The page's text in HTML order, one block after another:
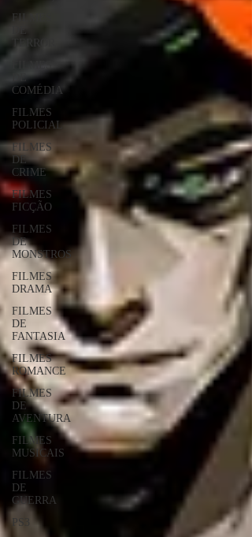
FILMES
TERROR
DE
COMÉDIA
FILMES
POLICIAL
FILMES
DE
CRIME
FILMES
FICÇÃO
FILMES
DE
MONSTROS
FILMES
DRAMA
FILMES
DE
FANTASIA
FILMES
ROMANCE
FILMES
DE
AVENTURA
FILMES
MUSICAIS
FILMES
DE
GUERRA
PS3